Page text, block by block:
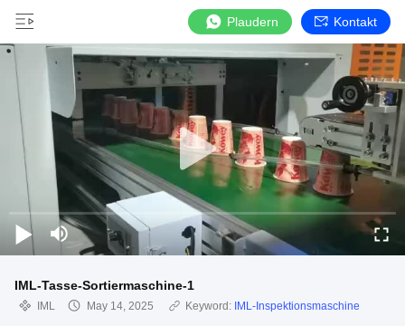
Plaudern Kontakt
IML-Tasse-Sortiermaschine-1
IML May 14, 2025 Keyword: IML-Inspektionsmaschine